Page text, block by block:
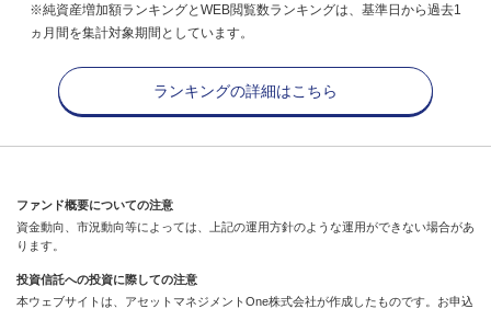
※純資産増加額ランキングとWEB閲覧数ランキングは、基準日から過去1
ヵ月間を集計対象期間としています。
ランキングの詳細はこちら
ファンド概要についての注意
資金動向、市況動向等によっては、上記の運用方針のような運用ができない場合があ
ります。
投資信託への投資に際しての注意
本ウェブサイトは、アセットマネジメントOne株式会社が作成したものです。お申込